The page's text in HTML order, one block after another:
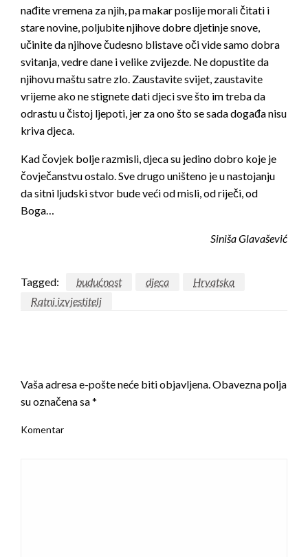
nađite vremena za njih, pa makar poslije morali čitati i
stare novine, poljubite njihove dobre djetinje snove,
učinite da njihove čudesno blistave oči vide samo dobra
svitanja, vedre dane i velike zvijezde. Ne dopustite da
njihovu maštu satre zlo. Zaustavite svijet, zaustavite
vrijeme ako ne stignete dati djeci sve što im treba da
odrastu u čistoj ljepoti, jer za ono što se sada događa nisu
kriva djeca.
Kad čovjek bolje razmisli, djeca su jedino dobro koje je
čovječanstvu ostalo. Sve drugo uništeno je u nastojanju
da sitni ljudski stvor bude veći od misli, od riječi, od
Boga…
Siniša Glavašević
Tagged: budućnost djeca
Hrvatska
Ratni izvjestitelj
Vaša adresa e-pošte neće biti objavljena. Obavezna polja
su označena sa*
Komentar